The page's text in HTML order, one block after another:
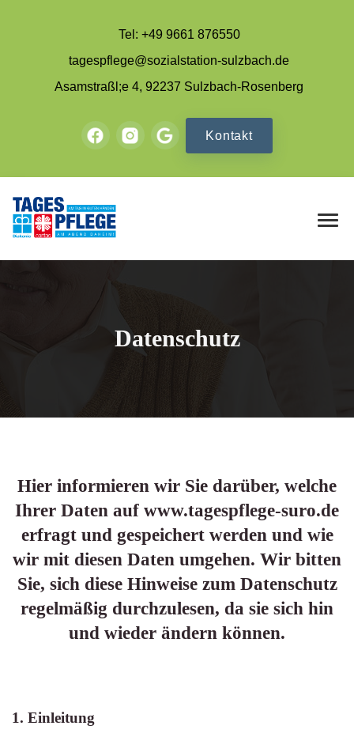
Tel: +49 9661 876550
tagespflege@sozialstation-sulzbach.de
Asamstraßl;e 4, 92237 Sulzbach-Rosenberg
Kontakt
Datenschutz
Hier informieren wir Sie darüber, welche
Ihrer Daten auf www.tagespflege-suro.de
erfragt und gespeichert werden und wie
wir mit diesen Daten umgehen. Wir bitten
Sie, sich diese Hinweise zum Datenschutz
regelmäßig durchzulesen, da sie sich hin
und wieder ändern können.
1. Einleitung